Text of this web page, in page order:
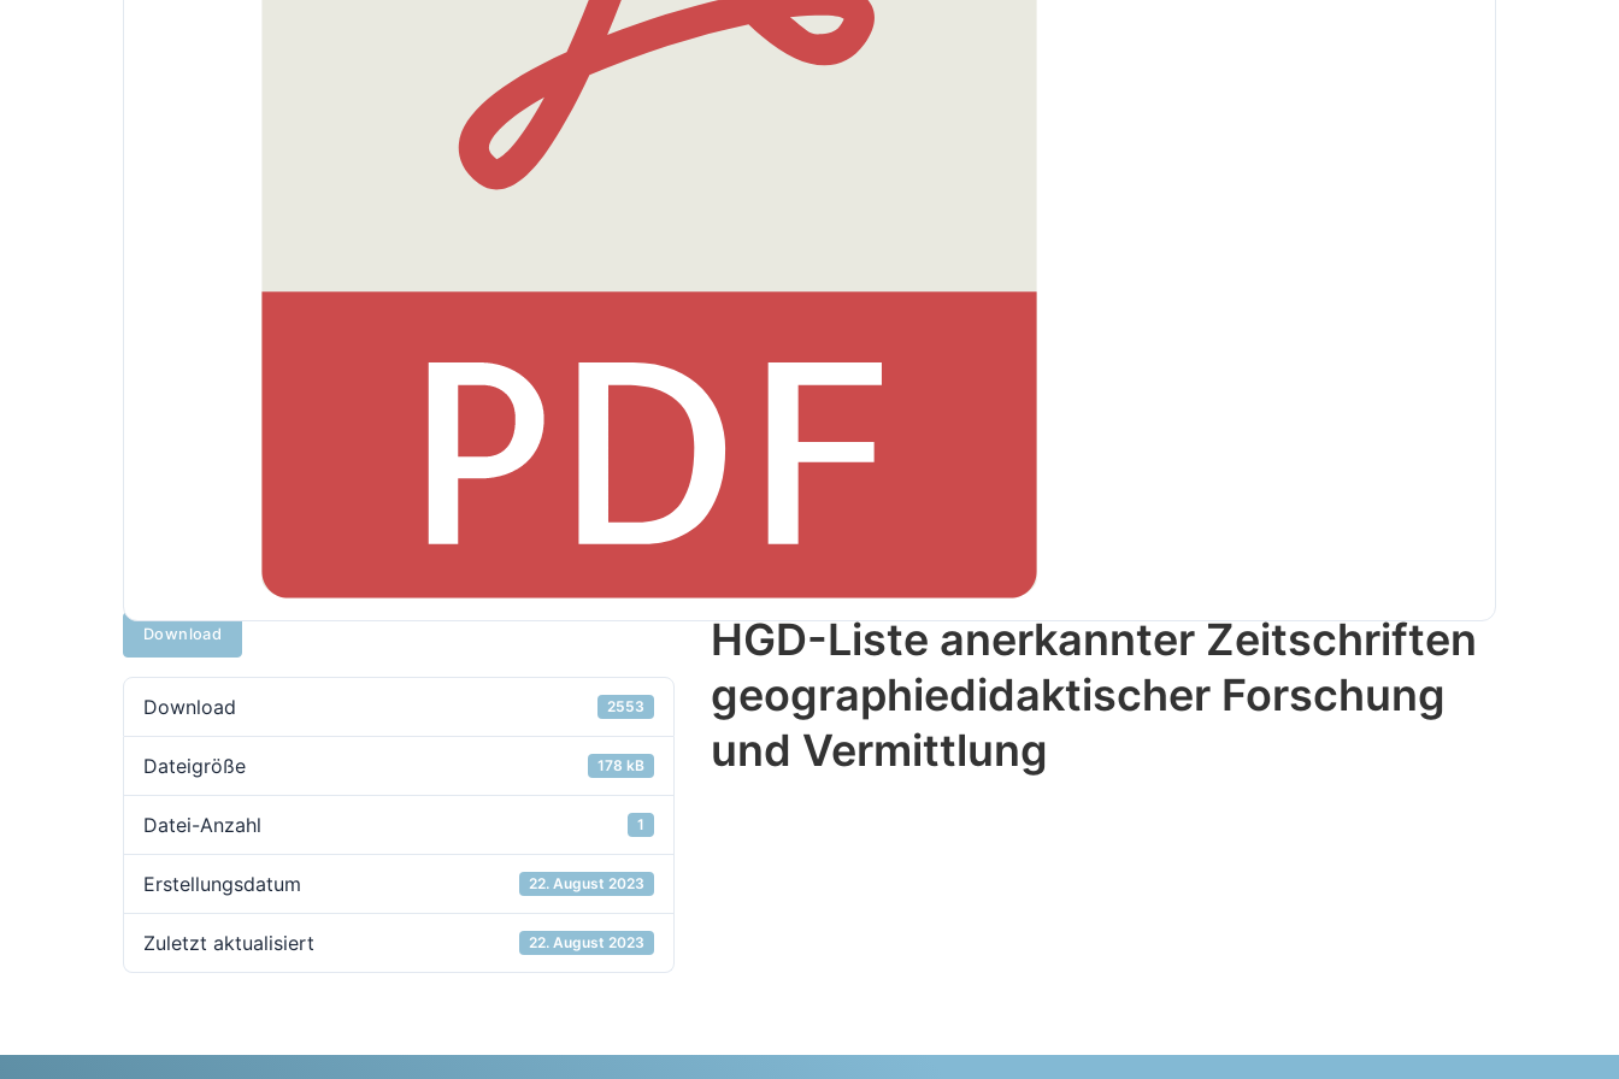
Download
Download 2553
Dateigröße 178 kB
Datei-Anzahl 1
Erstellungsdatum 22. August 2023
Zuletzt aktualisiert 22. August 2023
HGD-Liste anerkannter Zeitschriften
geographiedidaktischer Forschung
und Vermittlung